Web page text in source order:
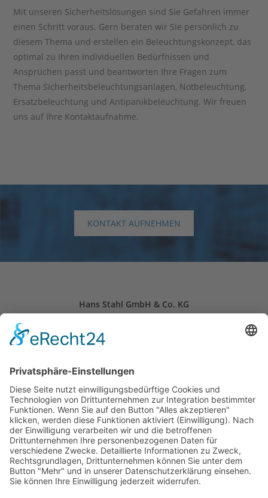
Mit unseren Sicherheitslösungen sind Sie Gefahren immer
einen Schritt voraus. Gern beraten wir Sie persönlich zu
diesem Thema und erstellen ein Beleuchtungskonzept, das
optimal zu Ihren individuellen Bedürfnissen und
Ansprüchen passt und beantworten Ihre Fragen zum
Thema Sicherheitsbeleuchtungsanlagen, Notbeleuchtung,
Ersatzbeleuchtung und Antipanikbeleuchtung. Wir freuen
uns auf Ihre Kontaktaufnahme.
KONTAKT AUFNEHMEN
Hans Stahl GmbH & Co. KG
59494 Soest, Deutschland
24-Stunden-Notdienst: +49 (0) 2921 – 96 96 0
info(at)stahl-soest.de
Folgen Sie uns